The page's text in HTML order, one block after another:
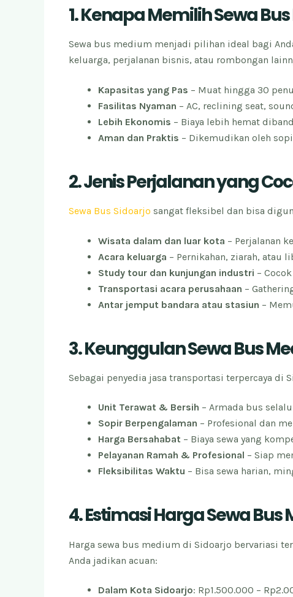
1. Kenapa Memilih Sewa
Sewa bus medium menjadi pilihan ideal bagi
keluarga, perjalanan bisnis, atau rombongan
Kapasitas yang Pas – Muat hingga 30
Fasilitas Nyaman – AC, reclining seat,
Lebih Ekonomis – Biaya lebih hemat
Aman dan Praktis – Dikemudikan oleh
2. Jenis Perjalanan yang
Sewa Bus Sidoarjo sangat fleksibel dan bisa
Wisata dalam dan luar kota – Perjalanan
Acara keluarga – Pernikahan, ziarah, atau
Study tour dan kunjungan industri –
Transportasi acara perusahaan –
Antar jemput bandara atau stasiun –
3. Keunggulan Sewa Bus
Sebagai penyedia jasa transportasi terpercaya di
Unit Terawat & Bersih – Armada bus
Sopir Berpengalaman – Profesional dan
Harga Bersahabat – Biaya sewa yang
Pelayanan Ramah & Profesional – Siap
Fleksibilitas Waktu – Bisa sewa harian,
4. Estimasi Harga Sewa
Harga sewa bus medium di Sidoarjo bervariasi
Anda jadikan acuan:
Dalam Kota Sidoarjo: Rp1.500.000 –